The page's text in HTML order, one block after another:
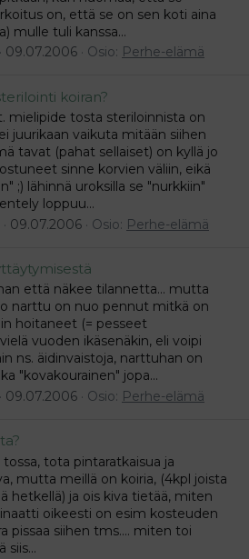
on, että se on sen koti aina
mulle tuli kanssa...
09.07.2006 Osio: Perhe-elämä
koiran?
mielipide tosta steriloinnista on
juurikaan vaikuta mitään siihen
tavat (pahat sellaiset) on kyllä jo
sinne korvien väliin, eikä
;) lähinnä uroksilla se "nurkkiin"
loppuu...
09.07.2006 Osio: Perhe-elämä
että näkee tilannetta... mutta
narttu on nuo pennut mitkä on
hoitaneet (= pesseet
vuoden ikäsenäkin, eli voipi
ns. äidinvaistoja, narttuhan on
"kovakourainen" jopa...
09.07.2006 Osio: Perhe-elämä
tossa, tota pintaratkaisua ja
mutta meillä on koiria, (4kpl joista
hetkellä) ja ois kiva tietää, miten
oikeesti on esim kosteuden
pissaa siihen tms.... miten toi
siis...